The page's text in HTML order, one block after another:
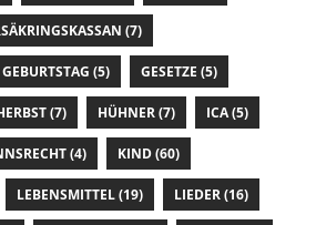
(7)
GEBURTSTAG (5) GESETZE (5)
(7) HÜHNER(7) ICA(5)
(4) KIND(60)
LEBENSMITTEL(19) LIEDER(16)